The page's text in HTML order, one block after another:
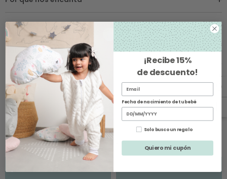
Detalles
Sobre los Envíos
Cambios y Devoluciones
Productos Relacionados
¡Recibe15%
de descuento!
Fecha de nacimiento de tu bebé
Solo busco un regalo
Quiero mi cupón